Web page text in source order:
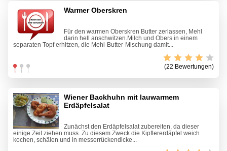
Warmer Oberskren
Für den warmen Oberskren Butter zerlassen, Mehl
darin hell anschwitzen.Milch und Obers in einem
separaten Topf erhitzen, die Mehl-Butter-Mischung damit...
(22 Bewertungen)
Wiener Backhuhn mit lauwarmem
Erdäpfelsalat
Zunächst den Erdäpfelsalat zubereiten, da dieser
einige Zeit ziehen muss. Zu diesem Zweck die Kipflererdäpfel weich
kochen, schälen und in messerrückendicke...